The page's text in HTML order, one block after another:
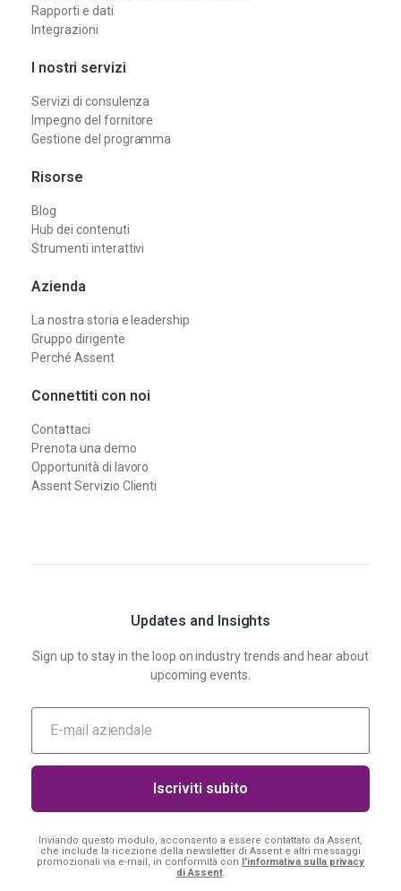
Rapporti e dati
Integrazioni
I nostri servizi
Servizi di consulenza
Impegno del fornitore
Gestione del programma
Risorse
Blog
Hub dei contenuti
Strumenti interattivi
Azienda
La nostra storia e leadership
Gruppo dirigente
Perché Assent
Connettiti con noi
Contattaci
Prenota una demo
Opportunità di lavoro
Assent Servizio Clienti
Updates and Insights
Sign up to stay in the loop on industry trends and hear about
upcoming events.
Inviando questo modulo, acconsento a essere contattato da Assent,
che include la ricezione della newsletter di Assent e altri messaggi
promozionali via e-mail, in conformità con l'informativa sulla privacy
di Assent.